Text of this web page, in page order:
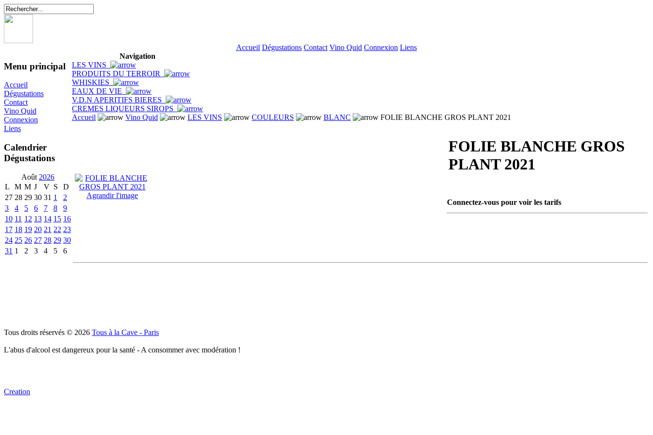
Accueil Dégustations Contact Vino Quid Connexion Liens
Menu principal
Accueil
Dégustations
Contact
Vino Quid
Connexion
Liens
Calendrier
Dégustations
Août 2026
L
M M J V S
D
27 28 29 30 31 1
2
3
4 5 6 7 8
9
10 11 12 13 14 15 16
17 18 19 20 21 22 23
24 25 26 27 28 29 30
31 1 2 3 4 5 6
Navigation
LES VINS
PRODUITS DU TERROIR
WHISKIES
EAUX DE VIE
V.D.N APERITIFS BIERES
CREMES LIQUEURS SIROPS
Accueil
Vino Quid LES VINS COULEURS BLANC FOLIE BLANCHE GROS PLANT 2021
Agrandir l'image
FOLIE BLANCHE GROS
PLANT 2021
Connectez-vous pour voir les tarifs
Tous droits réservés © 2026 Tous à la Cave - Paris
L'abus d'alcool est dangereux pour la santé - A consommer avec modération !
Creation